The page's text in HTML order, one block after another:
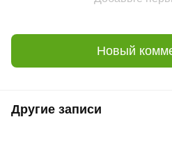
Новый
Другие записи